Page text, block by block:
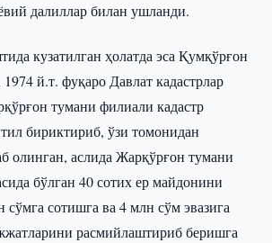
далиллар билан ушланди.
кузатилган ҳолатда эса Қумқўрғон
й.т. фуқаро Давлат кадастрлар
тумани филиали кадастр
бириктириб, ўзи томонидан
олинган, аслида Жарқўрғон тумани
бўлган 40 сотих ер майдонини
сўмга сотишга ва 4 млн сўм эвазига
расмийлаштириб беришга